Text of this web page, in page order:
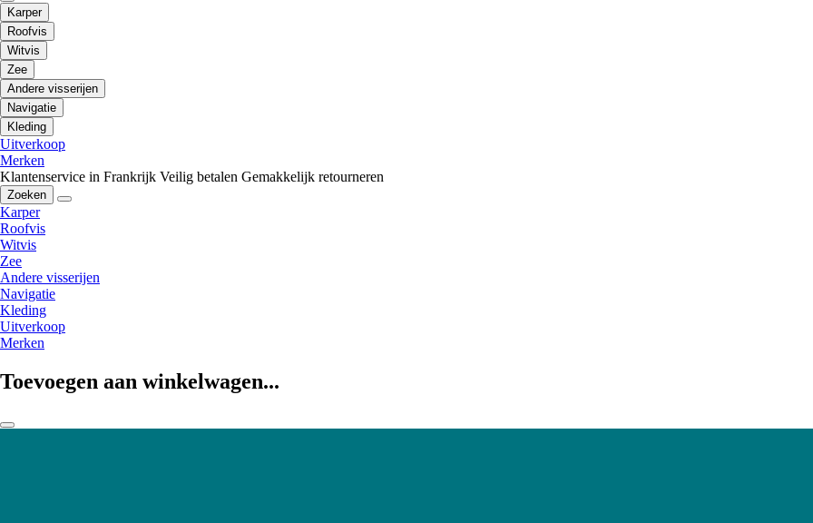
Karper
Roofvis
Witvis
Zee
Andere visserijen
Navigatie
Kleding
Uitverkoop
Merken
Klantenservice in Frankrijk Veilig betalen Gemakkelijk retourneren
Zoeken
Karper
Roofvis
Witvis
Zee
Andere visserijen
Navigatie
Kleding
Uitverkoop
Merken
Toevoegen aan winkelwagen...